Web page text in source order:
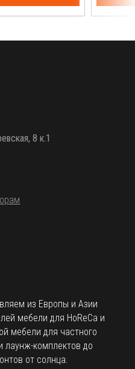
из Европы и Азии
мебели для HoReCa и
мебели для частного
лаунж-комплектов до
от солнца.
8 к.1